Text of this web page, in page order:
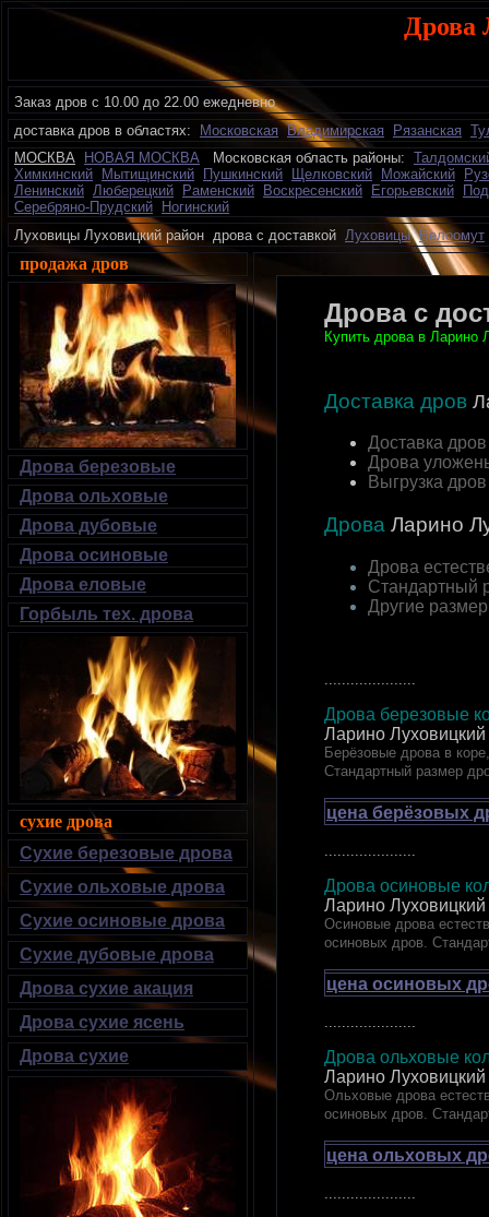
Дрова
Заказ дров с 10.00 до 22.00 ежедневно
доставка дров в областях:
Московская Владимирская Рязанская
МОСКВА
НОВАЯ МОСКВА Московская область районы:
Химкинский
Мытищинский Пушкинский Щелковский Можайский
Ленинский Люберецкий Раменский Воскресенский Егорьевский
Серебряно-Прудский
Ногинский
Луховицы Луховицкий район дрова с доставкой Луховицы Белоомут
продажа дров
Дрова с
Купить дрова в Ларино
Доставка дров
Доставка дров
Дрова
Выгрузка
Дрова Ларино
Дрова
Стандартный
Другие
Дрова березовые
Ларино
Берёзовые дрова в
Стандартный размер
цена берёзовых
Дрова осиновые
Ларино
Осиновые дрова
осиновых дров.
цена осиновых
Дрова ольховые
Ларино
Ольховые дрова
осиновых дров.
цена ольховых
Дрова березовые
Дрова ольховые
Дрова дубовые
Дрова осиновые
Дрова еловые
Горбыль тех. дрова
сухие дрова
Сухие березовые дрова
Сухие ольховые дрова
Сухие осиновые дрова
Сухие дубовые дрова
Дрова сухие акация
Дрова сухие ясень
Дрова сухие